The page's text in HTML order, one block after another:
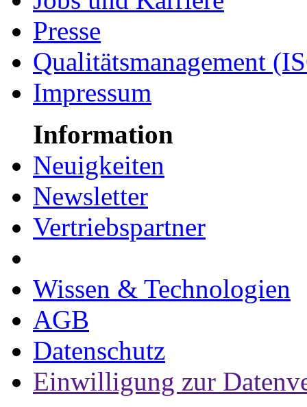
Presse
Qualitätsmanagement
Impressum
Information
Neuigkeiten
Newsletter
Vertriebspartner
Wissen & Technologien
AGB
Datenschutz
Einwilligung zur